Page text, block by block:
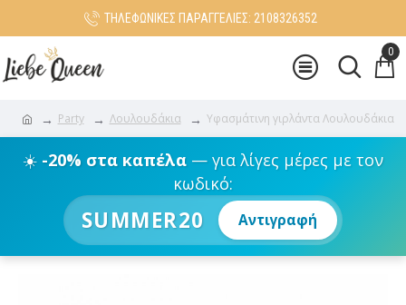
ΤΗΛΕΦΩΝΙΚΕΣ ΠΑΡΑΓΓΕΛΙΕΣ: 2108326352
0
Party Λουλουδάκια Υφασμάτινη γιρλάντα Λουλουδάκια
☀️ -20% στα καπέλα— για λίγες μέρες με τον
κωδικό:
SUMMER20 Αντιγραφή